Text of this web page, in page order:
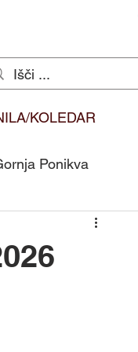
KOLEDAR
Ponikva
Duhovna misel